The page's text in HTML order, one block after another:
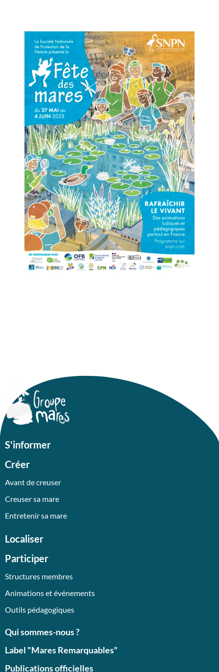
S'informer
Créer
Avant de creuser
Creuser sa mare
Entretenir sa mare
Localiser
Participer
Structures membres
Animations et événements
Outils pédagogiques
Qui sommes-nous ?
Label "Mares Remarquables"
Publications officielles